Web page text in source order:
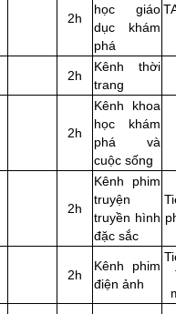
2h
học giáo
dục khám
phá
2h
Kênh thời
trang
2h
Kênh khoa
học khám
phá và
cuộc sống
2h
Kênh phim
truyện
truyền hình
đặc sắc
2h
Kênh phim
điện ảnh